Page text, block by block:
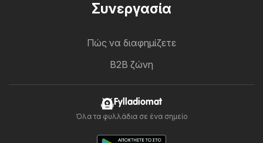
Συνεργασία
Πώς να διαφημίζετε
B2B ζώνη
Fylladiomat
Όλα τα φυλλάδια σε ένα σημείο